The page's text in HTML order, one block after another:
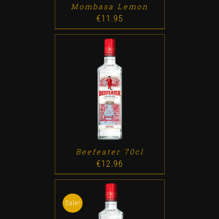
Mombasa Lemon
€11.95
ADD TO CART /
Beefeater 70cl
€12.96
Sale!